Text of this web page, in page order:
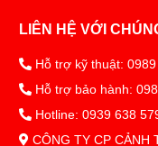
LIÊN HỆ VỚI
Hỗ trợ kỹ thuật: 0989
Hỗ trợ bảo hành:
Hotline: 0939 638
CÔNG TY CP CẢNH